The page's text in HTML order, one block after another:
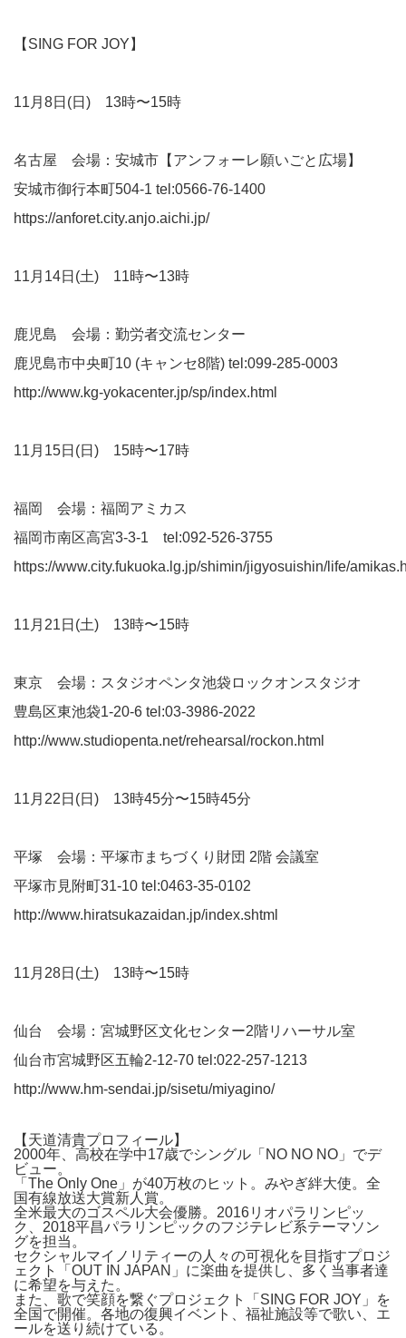
【SING FOR JOY】
11月8日(日) 13時〜15時
名古屋 会場：安城市【アンフォーレ願いごと広場】
安城市御行本町504-1 tel:0566-76-1400
https://anforet.city.anjo.aichi.jp/
11月14日(土) 11時〜13時
鹿児島 会場：勤労者交流センター
鹿児島市中央町10 (キャンセ8階) tel:099-285-0003
http://www.kg-yokacenter.jp/sp/index.html
11月15日(日) 15時〜17時
福岡 会場：福岡アミカス
福岡市南区高宮3-3-1 tel:092-526-3755
https://www.city.fukuoka.lg.jp/shimin/jigyosuishin/life/
11月21日(土) 13時〜15時
東京 会場：スタジオペンタ池袋ロックオンスタジオ
豊島区東池袋1-20-6 tel:03-3986-2022
http://www.studiopenta.net/rehearsal/rockon.html
11月22日(日) 13時45分〜15時45分
平塚 会場：平塚市まちづくり財団 2階 会議室
平塚市見附町31-10 tel:0463-35-0102
http://www.hiratsukazaidan.jp/index.shtml
11月28日(土) 13時〜15時
仙台 会場：宮城野区文化センター2階リハーサル室
仙台市宮城野区五輪2-12-70 tel:022-257-1213
http://www.hm-sendai.jp/sisetu/miyagino/
【天道清貴プロフィール】
2000年、高校在学中17歳でシングル「NO NO NO」でデ
ビュー。
「The Only One」が40万枚のヒット。みやぎ絆大使。全
国有線放送大賞新人賞。
全米最大のゴスペル大会優勝。2016リオパラリンピッ
ク、2018平昌パラリンピックのフジテレビ系テーマソン
グを担当。
セクシャルマイノリティーの人々の可視化を目指すプロジ
ェクト「OUT IN JAPAN」に楽曲を提供し、多く当事者達
に希望を与えた。
また、歌で笑顔を繋ぐプロジェクト「SING FOR JOY」を
全国で開催。各地の復興イベント、福祉施設等で歌い、エ
ールを送り続けている。